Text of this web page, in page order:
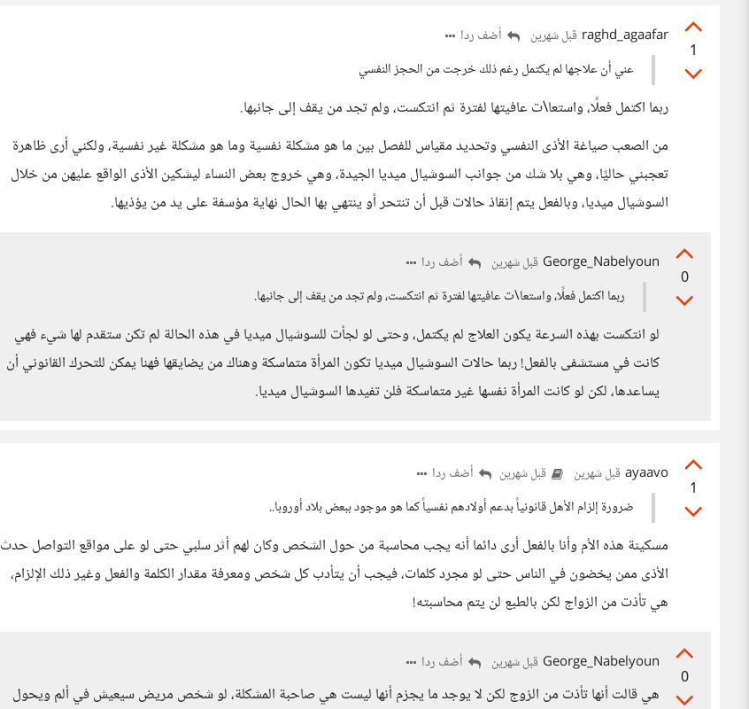
1
raghd_agaafar قبل شهرين
أضف ردا
عني أن علاجها لم يكتمل رغم ذلك خرجت من الحجز النفسي
ربما اكتمل فعلًا، واستعا\ت عافيتها لفترة ثم انتكست، ولم تجد من يقف إلى جانبها.
من الصعب صياغة الأذى النفسي وتحديد مقياس للفصل بين ما هو مشكلة نفسية وما هو مشكلة غير نفسية، ولكني أرى ظاهرة
تعجبني حاليًا، وهي بلا شك من جوانب السوشيال ميديا الجيدة، وهي خروج بعض النساء ليشكين الأذى الواقع عليهن من خلال
السوشيال ميديا، وبالفعل يتم إنقاذ حالات قبل أن تنتحر أو ينتهي بها الحال نهاية مؤسفة على يد من يؤذيها.
0
George_Nabelyoun قبل شهرين
أضف ردا
ربما اكتمل فعلًا، واستعا\ت عافيتها لفترة ثم انتكست، ولم تجد من يقف إلى جانبها.
لو انتكست بهذه السرعة يكون العلاج لم يكتمل، وحتى لو لجأت للسوشيال ميديا في هذه الحالة لم تكن ستقدم لها شيء فهي
كانت في مستشفى بالفعل! ربما حالات السوشيال ميديا تكون المرأة متماسكة وهناك من يضايقها فهنا يمكن للتحرك القانوني أن
يساعدها، لكن لو كانت المرأة نفسها غير متماسكة فلن تفيدها السوشيال ميديا.
1
ayaavo قبل شهرين قبل شهرين
أضف ردا
ضرورة إلزام الأهل قانونياً بدعم أولادهم نفسياً كما هو موجود ببعض بلاد أوروبا..
مسكينة هذه الأم وأنا بالفعل أرى دائما أنه يجب محاسبة من حول الشخص وكان لهم أثر سلبي حتى لو على مواقع التواصل حدث
الأذى ممن يخضون في الناس حتى لو مجرد كلمات، فيجب أن يتأدب كل شخص ومعرفة مقدار الكلمة والفعل وغير ذلك الإلزام،
هي تأذت من الزواج لكن بالطبع لن يتم محاسبته!
0
George_Nabelyoun قبل شهرين أضف ردا
هي قالت أنها تأذت من الزوج لكن لا يوجد ما يجزم أنها ليست هي صاحبة المشكلة، لو شخص مريض سيعيش في ألم ويحول